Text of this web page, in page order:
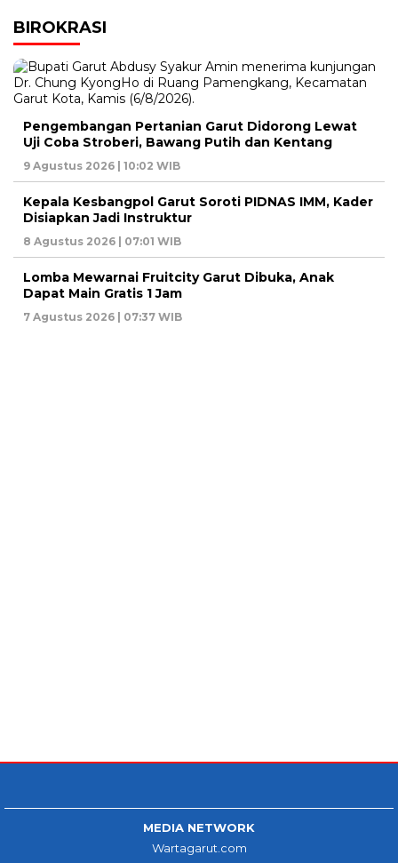
BIROKRASI
Pengembangan Pertanian Garut Didorong Lewat
Uji Coba Stroberi, Bawang Putih dan Kentang
9 Agustus 2026 | 10:02 WIB
Kepala Kesbangpol Garut Soroti PIDNAS IMM, Kader
Disiapkan Jadi Instruktur
8 Agustus 2026 | 07:01 WIB
Lomba Mewarnai Fruitcity Garut Dibuka, Anak
Dapat Main Gratis 1 Jam
7 Agustus 2026 | 07:37 WIB
MEDIA NETWORK
Wartagarut.com